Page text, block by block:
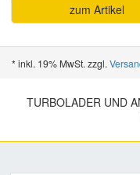
zum Artikel
* inkl. 19% MwSt. zzgl.
TURBOLADER UND